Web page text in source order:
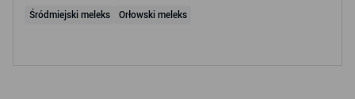
Śródmiejski meleks Orłowski meleks